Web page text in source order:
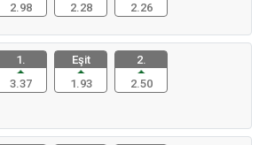
2.98
2.28
2.26
1.
3.37
Eşit
1.93
2.
2.50